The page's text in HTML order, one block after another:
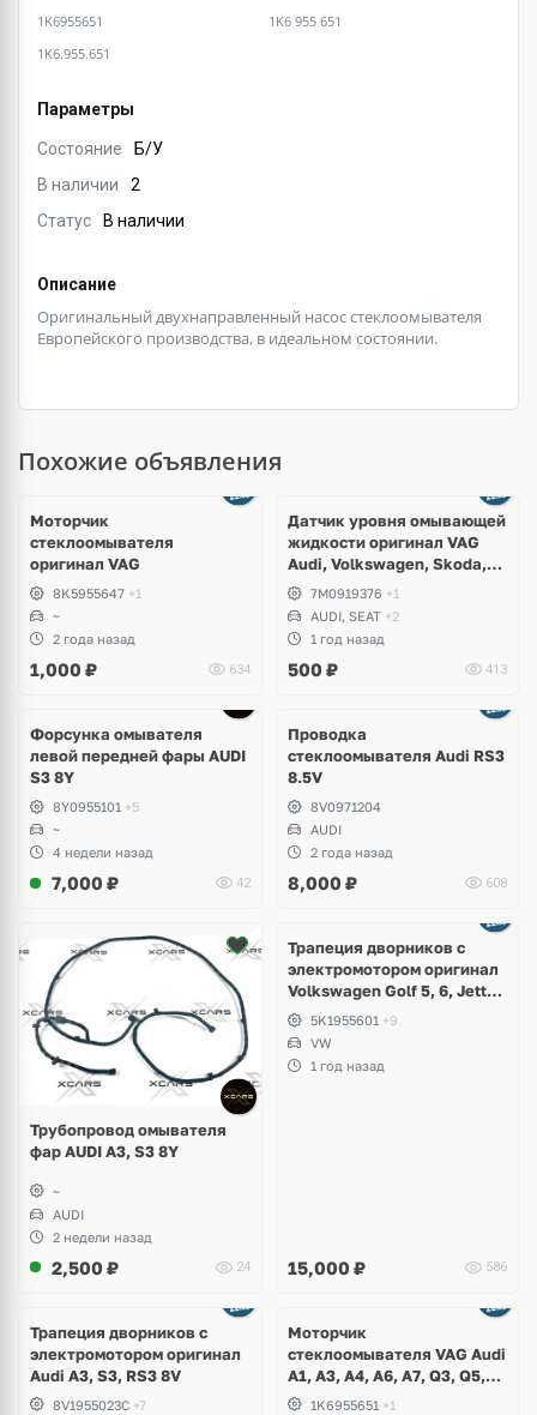
1K6955651
1K6 955 651
1K6.955.651
Параметры
Состояние
Б/У
В наличии
2
Статус
В наличии
Описание
Оригинальный двухнаправленный насос стеклоомывателя
Европейского производства, в идеальном состоянии.
Похожие объявления
Моторчик
стеклоомывателя
оригинал VAG
8K5955647 +1
~
2 года назад
1,000 ₽ 634
Датчик уровня омывающей
жидкости оригинал VAG
Audi, Volkswagen, Skoda,
Seat, Bentley, Lamborghini
7M0919376 +1
AUDI, SEAT +2
1 год назад
500 ₽ 413
Форсунка омывателя
левой передней фары AUDI
S3 8Y
8Y0955101 +5
~
4 недели назад
7,000 ₽ 42
Проводка
стеклоомывателя Audi RS3
8.5V
8V0971204
AUDI
2 года назад
8,000 ₽ 608
Трубопровод омывателя
фар AUDI A3, S3 8Y
~
AUDI
2 недели назад
2,500 ₽ 24
1 фото
Трапеция дворников с
электромотором оригинал
Volkswagen Golf 5, 6, Jetta,
Scirocco, Eos
5K1955601 +9
VW
1 год назад
15,000 ₽ 586
Трапеция дворников с
электромотором оригинал
Audi A3, S3, RS3 8V
8V1955023C +7
Моторчик
стеклоомывателя VAG Audi
A1, A3, A4, A6, A7, Q3, Q5,
Q7, Q8, Volkswagen Golf,
1K6955651 +1